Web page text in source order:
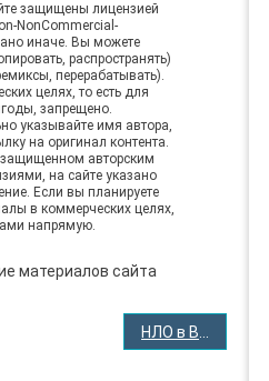
защищены лицензией
NonCommercial-
иначе. Вы можете
распространять)
перерабатывать).
целях, то есть для
запрещено.
указывайте имя автора,
на оригинал контента.
авторским
на сайте указано
Если вы планируете
в коммерческих целях,
напрямую.